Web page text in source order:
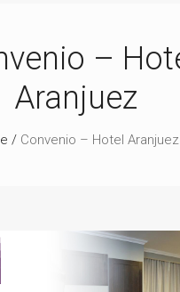
–
Aranjuez
/ Convenio – Hotel Aranjuez